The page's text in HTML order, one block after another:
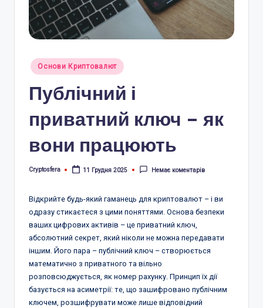
Опубліковано
Основи Криптовалют
Публічний і
приватний ключ – як
вони працюють
Опубліковано
Cryptosfera 11 Грудня 2025 Немає коментарів
Відкрийте будь-який гаманець для криптовалют – і ви
одразу стикаєтеся з цими поняттями. Основа безпеки
ваших цифрових активів – це приватний ключ,
абсолютний секрет, який ніколи не можна передавати
іншим. Його пара – публічний ключ – створюється
математично з приватного та вільно
розповсюджується, як номер рахунку. Принцип їх дії
базується на асиметрії: те, що зашифровано публічним
ключем, розшифрувати може лише відповідний